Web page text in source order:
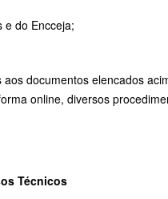
e do Encceja;
documentos elencados
online, diversos
Técnicos